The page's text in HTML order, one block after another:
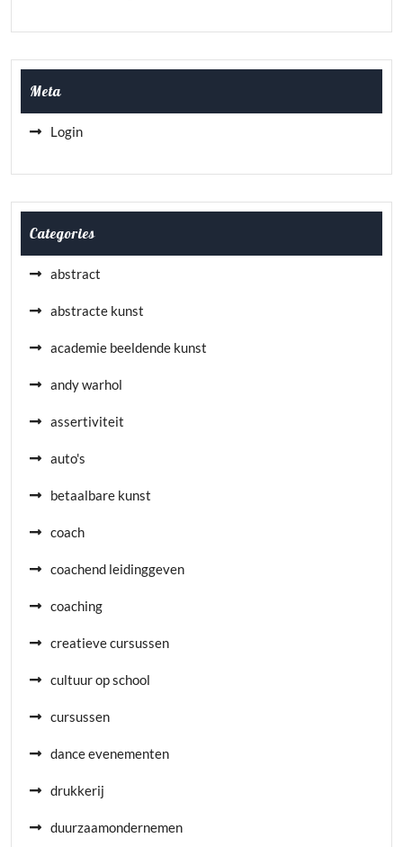
Meta
Login
Categories
abstract
abstracte kunst
academie beeldende kunst
andy warhol
assertiviteit
auto's
betaalbare kunst
coach
coachend leidinggeven
coaching
creatieve cursussen
cultuur op school
cursussen
dance evenementen
drukkerij
duurzaamondernemen